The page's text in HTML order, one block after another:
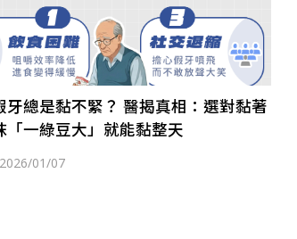
牙總是黏不緊？ 醫揭真相：選對黏著
「一綠豆大」就能黏整天
2026/01/07